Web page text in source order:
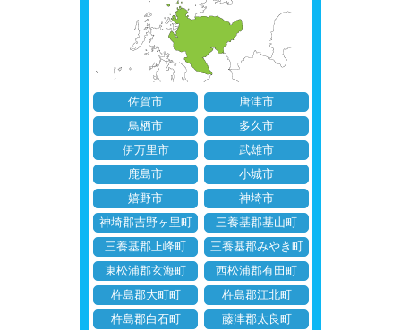
佐賀市
唐津市
鳥栖市
多久市
伊万里市
武雄市
鹿島市
小城市
嬉野市
神埼市
神埼郡吉野ヶ里町
三養基郡基山町
三養基郡上峰町
三養基郡みやき町
東松浦郡玄海町
西松浦郡有田町
杵島郡大町町
杵島郡江北町
杵島郡白石町
藤津郡太良町